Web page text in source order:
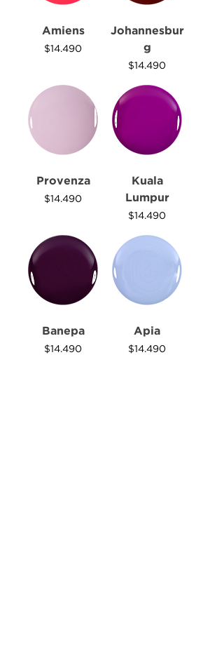
Amiens
Precio
$14.490
Johannesbur
g
Precio
$14.490
Provenza
Precio
$14.490
Kuala
Lumpur
Precio
$14.490
Banepa
Precio
$14.490
Apia
Precio
$14.490